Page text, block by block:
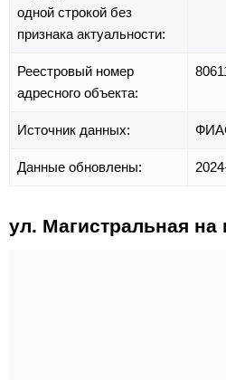
одной строкой без
признака актуальности:
Реестровый номер
адресного объекта:
Источник данных:
Данные обновлены:
ул. Магистральная на